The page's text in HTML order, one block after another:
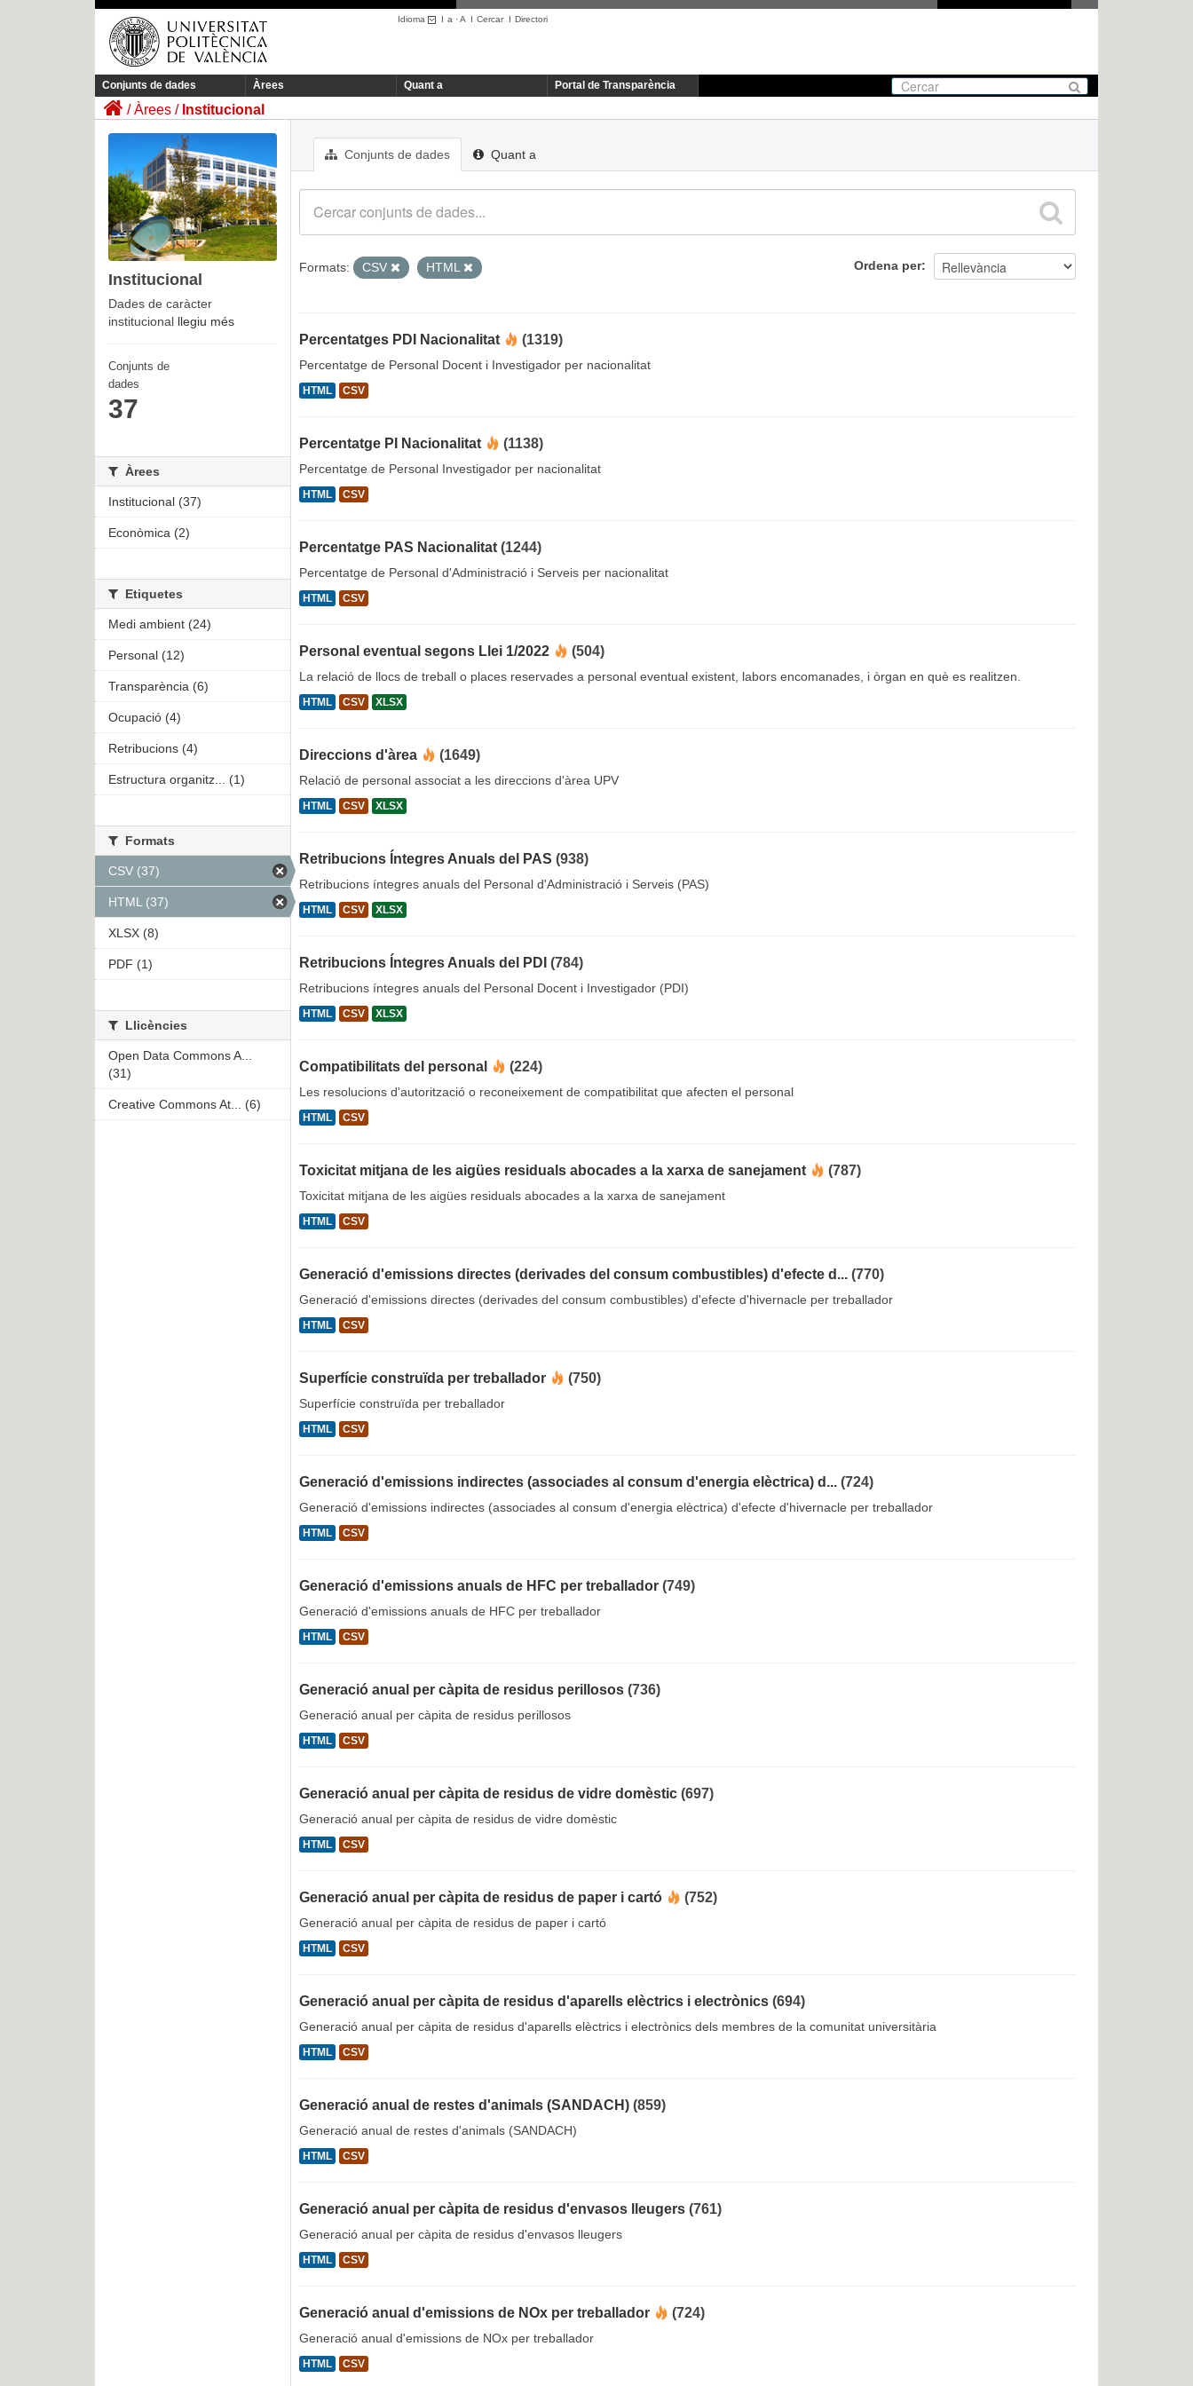
Idioma I a ·A I CercarI Directori
Conjunts de dades Àrees Quant a Portal de Transparència
Àrees Institucional
Conjunts de dades Quant a
Ordena per
Formats: CSV HTML
Percentatges PDI Nacionalitat (1319)
Percentatge de Personal Docent i Investigador per nacionalitat
HTML CSV
Percentatge PI Nacionalitat (1138)
Percentatge de Personal Investigador per nacionalitat
HTML CSV
Percentatge PAS Nacionalitat (1244)
Percentatge de Personal d'Administració i Serveis per nacionalitat
HTML CSV
Personal eventual segons Llei 1/2022 (504)
La relació de llocs de treball o places reservades a personal eventual existent, labors encomanades, i òrgan en què es realitzen.
HTML CSV XLSX
Direccions d'àrea (1649)
Relació de personal associat a les direccions d'àrea UPV
HTML CSV XLSX
Retribucions Íntegres Anuals del PAS (938)
Retribucions íntegres anuals del Personal d'Administració i Serveis (PAS)
HTML CSV XLSX
Retribucions Íntegres Anuals del PDI (784)
Retribucions íntegres anuals del Personal Docent i Investigador (PDI)
HTML CSV XLSX
Compatibilitats del personal (224)
Les resolucions d'autorització o reconeixement de compatibilitat que afecten el personal
HTML CSV
Toxicitat mitjana de les aigües residuals abocades a la xarxa de sanejament (787)
Toxicitat mitjana de les aigües residuals abocades a la xarxa de sanejament
HTML CSV
Generació d'emissions directes (derivades del consum combustibles) d'efecte d... (770)
Generació d'emissions directes (derivades del consum combustibles) d'efecte d'hivernacle per treballador
HTML CSV
Superfície construïda per treballador (750)
Superfície construïda per treballador
HTML CSV
Generació d'emissions indirectes (associades al consum d'energia elèctrica) d... (724)
Generació d'emissions indirectes (associades al consum d'energia elèctrica) d'efecte d'hivernacle per treballador
HTML CSV
Generació d'emissions anuals de HFC per treballador (749)
Generació d'emissions anuals de HFC per treballador
HTML CSV
Generació anual per càpita de residus perillosos (736)
Generació anual per càpita de residus perillosos
HTML CSV
Generació anual per càpita de residus de vidre domèstic (697)
Generació anual per càpita de residus de vidre domèstic
HTML CSV
Generació anual per càpita de residus de paper i cartó (752)
Generació anual per càpita de residus de paper i cartó
HTML CSV
Generació anual per càpita de residus d'aparells elèctrics i electrònics (694)
Generació anual per càpita de residus d'aparells elèctrics i electrònics dels membres de la comunitat universitària
HTML CSV
Generació anual de restes d'animals (SANDACH) (859)
Generació anual de restes d'animals (SANDACH)
HTML CSV
Generació anual per càpita de residus d'envasos lleugers (761)
Generació anual per càpita de residus d'envasos lleugers
HTML CSV
Generació anual d'emissions de NOx per treballador (724)
Generació anual d'emissions de NOx per treballador
HTML CSV
Institucional
Dades de caràcter
institucional llegiu més
Conjunts de
dades
37
Àrees
Institucional (37)
Econòmica (2)
Etiquetes
Medi ambient (24)
Personal (12)
Transparència (6)
Ocupació (4)
Retribucions (4)
Estructura organitz... (1)
Formats
CSV (37)
HTML (37)
XLSX (8)
PDF (1)
Llicències
Open Data Commons A...
(31)
Creative Commons At... (6)